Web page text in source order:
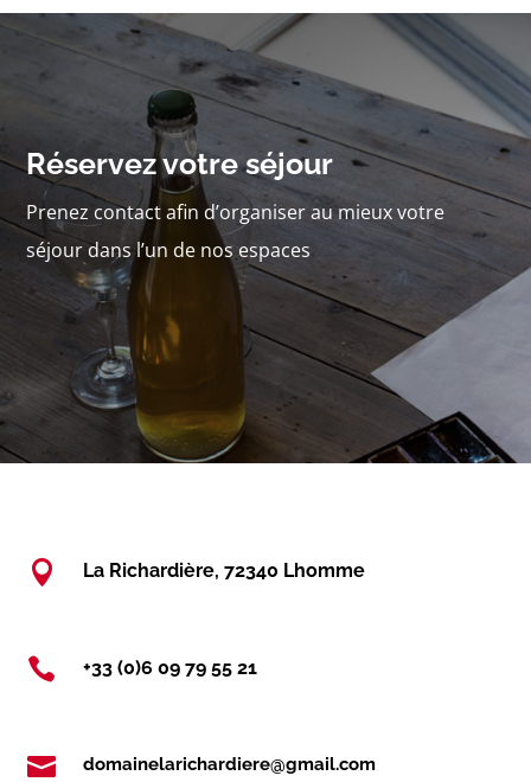
Réservez votre séjour
Prenez contact afin d’organiser au mieux votre
séjour dans l’un de nos espaces
 La Richardière, 72340 Lhomme
 +33 (0)6 09 79 55 21
 domainelarichardiere@gmail.com